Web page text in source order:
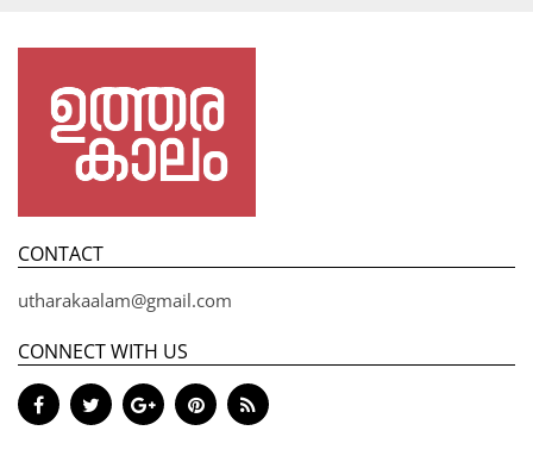
CONTACT
utharakaalam@gmail.com
CONNECT WITH US